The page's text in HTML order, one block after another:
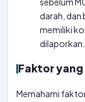
darah, dan
memiliki
dilaporkan.
Faktor yang
Memahami